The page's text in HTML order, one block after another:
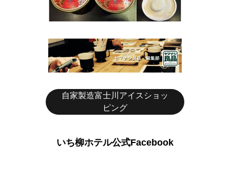
自家製造富士川アイスショッ
ピング
いち柳ホテル公式Facebook